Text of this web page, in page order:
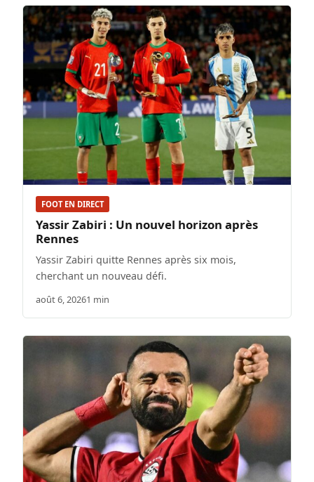
FOOT EN DIRECT
Yassir Zabiri : Un nouvel horizon après
Rennes
Yassir Zabiri quitte Rennes après six mois,
cherchant un nouveau défi.
août 6, 20261 min